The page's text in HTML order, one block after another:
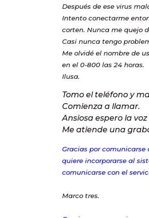
Después de ese virus
Intento conectarme
corten. Nunca me quejo
Casi nunca tengo
Me olvidé el nombre de
en el 0-800 las 24 horas.
Ilusa.
Tomo el teléfono y
Comienza a llamar.
Ansiosa espero la
Me atiende una
Gracias por comunicarse
quiere incorporarse al
comunicarse con el
Marco tres.